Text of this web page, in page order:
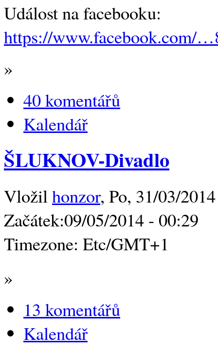
Událost na facebooku:
https://www.facebook.com/
»
40 komentářů
Kalendář
ŠLUKNOV-Divadlo
Vložilhonzor, Po, 31/03/
Začátek:09/05/2014 - 00:29
Timezone: Etc/GMT+1
»
13 komentářů
Kalendář